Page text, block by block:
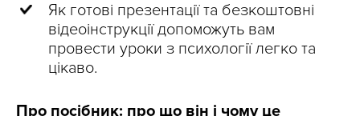
Як готові презентації та безкоштовні
відеоінструкції допоможуть вам
провести уроки з психології легко та
цікаво.
Про посібник: про що він і чому це